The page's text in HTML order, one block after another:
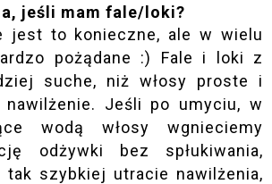
jeśli mam fale/loki?
jest to konieczne, ale w wielu
pożądane :) Fale i loki z
suche, niż włosy proste i
Jeśli po umyciu, w
wodą włosy wgnieciemy
odżywki bez spłukiwania,
tak szybkiej utracie nawilżenia,